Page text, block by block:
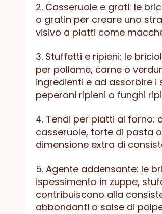
2. Casseruole e grati: le
o gratin per creare uno
visivo a piatti come
3. Stuffetti e ripieni: le
per pollame, carne o
ingredienti e ad assorbire i
peperoni ripieni o funghi
4. Tendi per piatti al
casseruole, torte di pasta
dimensione extra di
5. Agente addensante: le
ispessimento in zuppe,
contribuiscono alla
abbondanti o salse di